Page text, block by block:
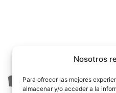
Nosotros
Para ofrecer las mejores
almacenar y/o acceder a la